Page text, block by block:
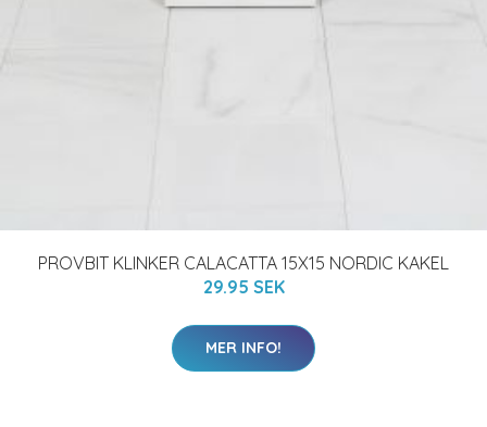
PROVBIT KLINKER CALACATTA 15X15 NORDIC KAKEL
29.95 SEK
MER INFO!